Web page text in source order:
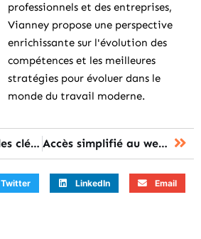
professionnels et des entreprises,
Vianney propose une perspective
enrichissante sur l'évolution des
compétences et les meilleures
stratégies pour évoluer dans le
monde du travail moderne.
Webmail Lyon : les clés pour un accès rapide et sécurisé Accès simplifié au webmail académique normand : boostez votre efficacité !
Twitter LinkedIn Email